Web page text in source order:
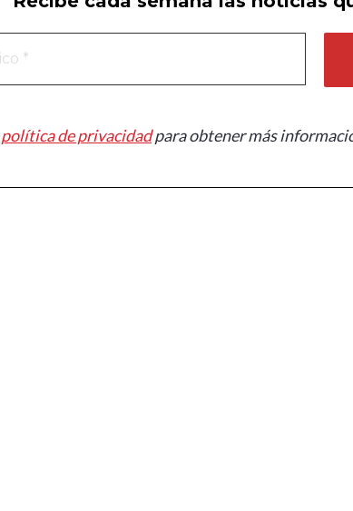
política de privacidadpara obtener más